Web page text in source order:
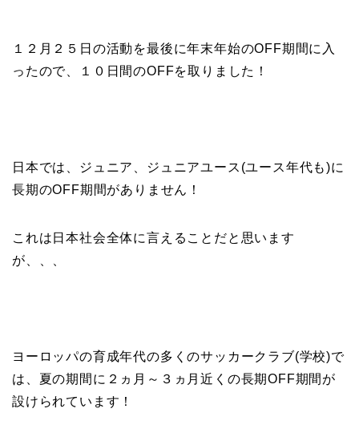
１２月２５日の活動を最後に年末年始のOFF期間に入
ったので、１０日間のOFFを取りました！
日本では、ジュニア、ジュニアユース(ユース年代も)に
長期のOFF期間がありません！
これは日本社会全体に言えることだと思います
が、、、
ヨーロッパの育成年代の多くのサッカークラブ(学校)で
は、夏の期間に２ヵ月～３ヵ月近くの長期OFF期間が
設けられています！